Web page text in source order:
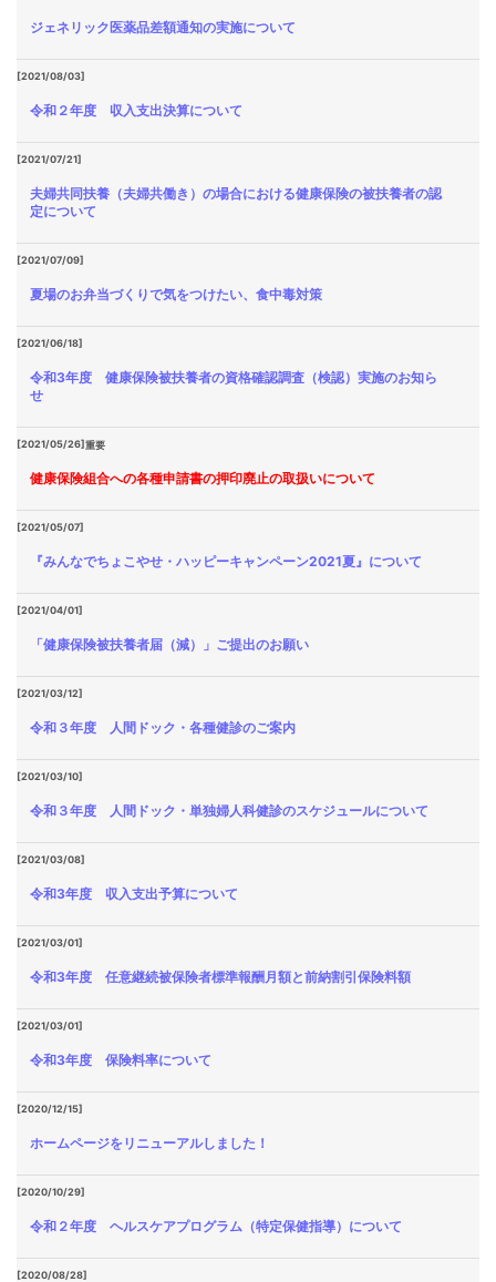
ジェネリック医薬品差額通知の実施について
[2021/08/03]
令和２年度 収入支出決算について
[2021/07/21]
夫婦共同扶養（夫婦共働き）の場合における健康保険の被扶養者の認
定について
[2021/07/09]
夏場のお弁当づくりで気をつけたい、食中毒対策
[2021/06/18]
令和3年度 健康保険被扶養者の資格確認調査（検認）実施のお知ら
せ
[2021/05/26]重要
健康保険組合への各種申請書の押印廃止の取扱いについて
[2021/05/07]
『みんなでちょこやせ・ハッピーキャンペーン2021夏』について
[2021/04/01]
「健康保険被扶養者届（減）」ご提出のお願い
[2021/03/12]
令和３年度 人間ドック・各種健診のご案内
[2021/03/10]
令和３年度 人間ドック・単独婦人科健診のスケジュールについて
[2021/03/08]
令和3年度 収入支出予算について
[2021/03/01]
令和3年度 任意継続被保険者標準報酬月額と前納割引保険料額
[2021/03/01]
令和3年度 保険料率について
[2020/12/15]
ホームページをリニューアルしました！
[2020/10/29]
令和２年度 ヘルスケアプログラム（特定保健指導）について
[2020/08/28]